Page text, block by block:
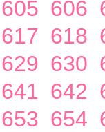
605 606
617 618
629 630
641 642
653 654